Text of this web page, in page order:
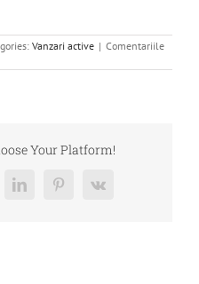
Vanzari active | Comentariile
Your Platform!
LinkedInPinterest
Vk